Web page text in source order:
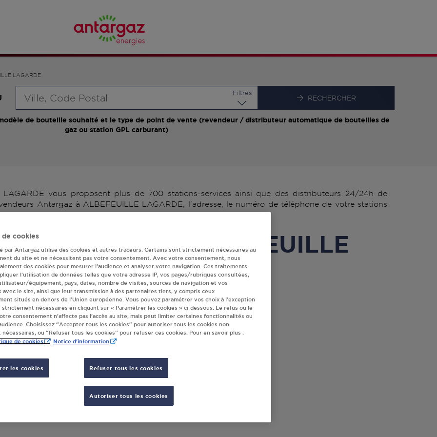
LAGARDE
Filtres
RECHERCHER
de bouteille souhaité et le type de point de vente (revendeur / distributeur automatique de bouteilles de
gaz ou station GPL carburant)
LAGARDE vous proposent plus de 700 stations-services ainsi que des distributeurs 24/24h de
Antargaz à ALBEFEUILLE LAGARDE, l'adresse, le numéro de téléphone de votre stations
Antargaz à ALBEFEUILLE
LAGARDE
DUBURC ALBEFEUILLE LAGARDE
PAUL ROUSSEL
ALBEFEUILLE LAGARDE
de cookies
par Antargaz utilise des cookies et autres traceurs. Certains sont strictement nécessaires au
du site et ne nécessitent pas votre consentement. Avec votre consentement, nous
des cookies pour mesurer l’audience et analyser votre navigation. Ces traitements
l’utilisation de données telles que votre adresse IP, vos pages/rubriques consultées,
équipement, pays, dates, nombre de visites, sources de navigation et vos
avec le site, ainsi que leur transmission à des partenaires tiers, y compris ceux
situés en dehors de l’Union européenne. Vous pouvez paramétrer vos choix à l’exception
strictement nécessaires en cliquant sur « Paramétrer les cookies » ci-dessous. Le refus ou le
consentement n’affecte pas l’accès au site, mais peut limiter certaines fonctionnalités ou
Choisissez “Accepter tous les cookies” pour autoriser tous les cookies non
ou “Refuser tous les cookies” pour refuser ces cookies. Pour en savoir plus :
de cookies Notice d'information
les cookies Refuser tous les cookies
Autoriser tous les cookies